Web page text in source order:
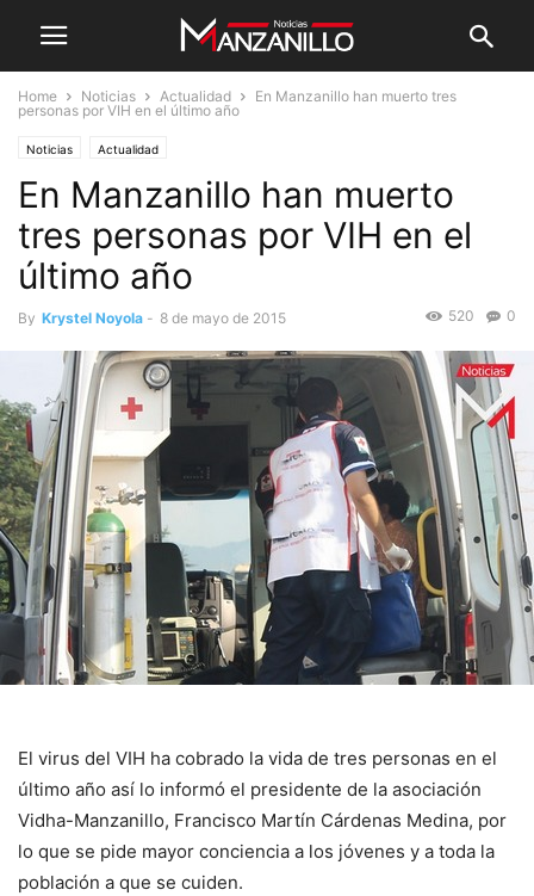
Home Noticias Actualidad
En Manzanillo han muerto tres
personas por VIH en el último año
Noticias Actualidad
En Manzanillo han muerto
tres personas por VIH en el
último año
By Krystel Noyola - 8 de mayo de 2015 0
520
El virus del VIH ha cobrado la vida de tres personas en el
último año así lo informó el presidente de la asociación
Vidha-Manzanillo, Francisco Martín Cárdenas Medina, por
lo que se pide mayor conciencia a los jóvenes y a toda la
población a que se cuiden.